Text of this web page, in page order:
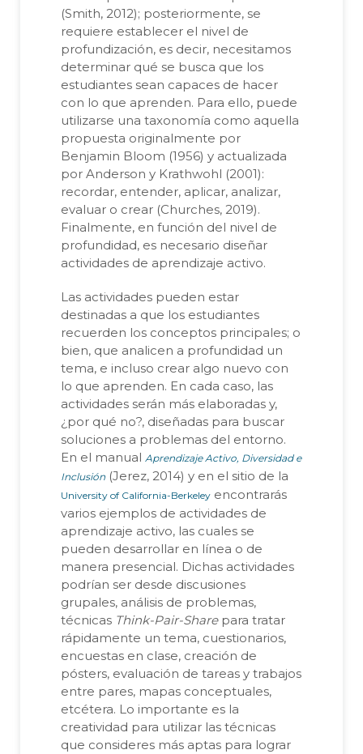
(Smith, 2012); posteriormente, se
requiere establecer el nivel de
profundización, es decir, necesitamos
determinar qué se busca que los
estudiantes sean capaces de hacer
con lo que aprenden. Para ello, puede
utilizarse una taxonomía como aquella
propuesta originalmente por
Benjamin Bloom (1956) y actualizada
por Anderson y Krathwohl (2001):
recordar, entender, aplicar, analizar,
evaluar o crear (Churches, 2019).
Finalmente, en función del nivel de
profundidad, es necesario diseñar
actividades de aprendizaje activo.
Las actividades pueden estar
destinadas a que los estudiantes
recuerden los conceptos principales; o
bien, que analicen a profundidad un
tema, e incluso crear algo nuevo con
lo que aprenden. En cada caso, las
actividades serán más elaboradas y,
¿por qué no?, diseñadas para buscar
soluciones a problemas del entorno.
En el manual Aprendizaje Activo, Diversidad e
Inclusión (Jerez, 2014) y en el sitio de la
University of California-Berkeley encontrarás
varios ejemplos de actividades de
aprendizaje activo, las cuales se
pueden desarrollar en línea o de
manera presencial. Dichas actividades
podrían ser desde discusiones
grupales, análisis de problemas,
técnicas Think-Pair-Sharepara tratar
rápidamente un tema, cuestionarios,
encuestas en clase, creación de
pósters, evaluación de tareas y trabajos
entre pares, mapas conceptuales,
etcétera. Lo importante es la
creatividad para utilizar las técnicas
que consideres más aptas para lograr